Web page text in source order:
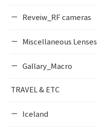
Reveiw_RF cameras
Miscellaneous Lenses
Gallary_Macro
TRAVEL & ETC
Iceland